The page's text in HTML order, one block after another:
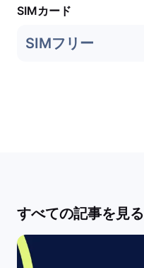
SIMカード
SIMフリー
すべての記事を見る